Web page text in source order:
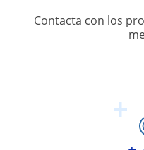
Contacta con los